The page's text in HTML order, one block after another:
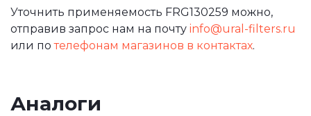
Уточнить применяемость FRG130259 можно,
отправив запрос нам на почту info@ural-filters.ru
или потелефонам магазинов в контактах.
Аналоги